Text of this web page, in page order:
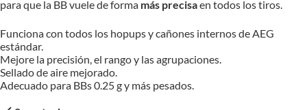
para que la BB vuele de forma más precisaen todos los tiros.
Funciona con todos los hopups y cañones internos de AEG
estándar.
Mejore la precisión, el rango y las agrupaciones.
Sellado de aire mejorado.
Adecuado para BBs 0.25 g y más pesados.